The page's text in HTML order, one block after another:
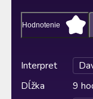
Hodnotenie
Interpret
Dĺžka
9